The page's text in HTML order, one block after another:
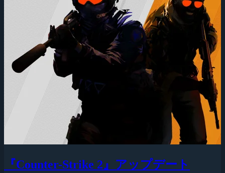
『Counter-Strike 2』アップデート